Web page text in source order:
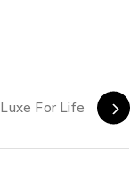
Luxe For Life